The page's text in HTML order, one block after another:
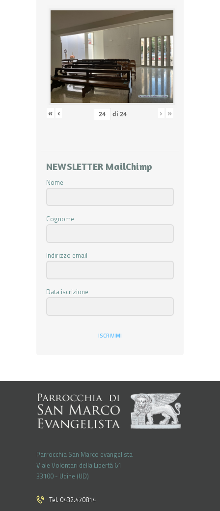
« ‹ di 24 › »
NEWSLETTER MailChimp
Nome
Cognome
Indirizzo email
Data iscrizione
ISCRIVIMI
Parrocchia San Marco evangelista
Viale Volontari della Libertá 61
33100 - Udine (UD)
Tel. 0432.470814